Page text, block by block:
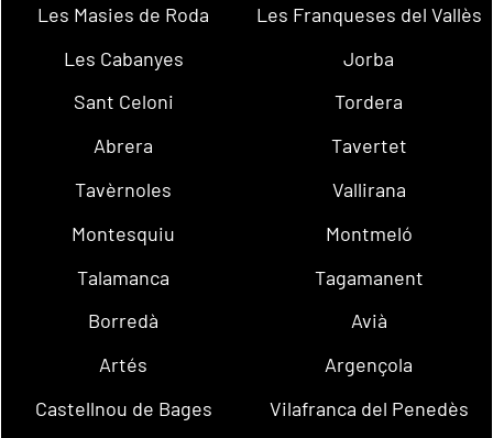
Les Masies de Roda
Les Franqueses del Vallès
Les Cabanyes
Jorba
Sant Celoni
Tordera
Abrera
Tavertet
Tavèrnoles
Vallirana
Montesquiu
Montmeló
Talamanca
Tagamanent
Borredà
Avià
Artés
Argençola
Castellnou de Bages
Vilafranca del Penedès